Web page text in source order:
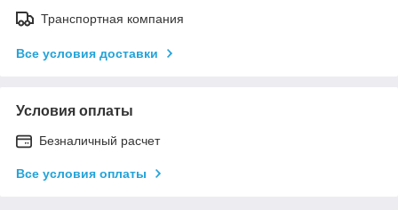
Транспортная компания
Все условия доставки
Условия оплаты
Безналичный расчет
Все условия оплаты